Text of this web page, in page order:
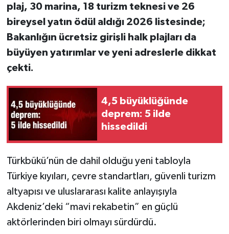
plaj, 30 marina, 18 turizm teknesi ve 26
bireysel yatın ödül aldığı 2026 listesinde;
Bakanlığın ücretsiz girişli halk plajları da
büyüyen yatırımlar ve yeni adreslerle dikkat
çekti.
4,5 büyüklüğünde
deprem: 5 ilde
hissedildi
Türkbükü’nün de dahil olduğu yeni tabloyla
Türkiye kıyıları, çevre standartları, güvenli turizm
altyapısı ve uluslararası kalite anlayışıyla
Akdeniz’deki “mavi rekabetin” en güçlü
aktörlerinden biri olmayı sürdürdü.